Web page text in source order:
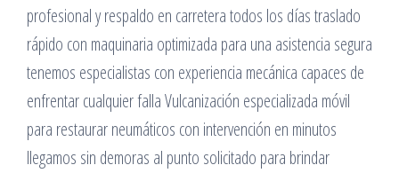
profesional y respaldo en carretera todos los días traslado
rápido con maquinaria optimizada para una asistencia segura
tenemos especialistas con experiencia mecánica capaces de
enfrentar cualquier falla Vulcanización especializada móvil
para restaurar neumáticos con intervención en minutos
llegamos sin demoras al punto solicitado para brindar